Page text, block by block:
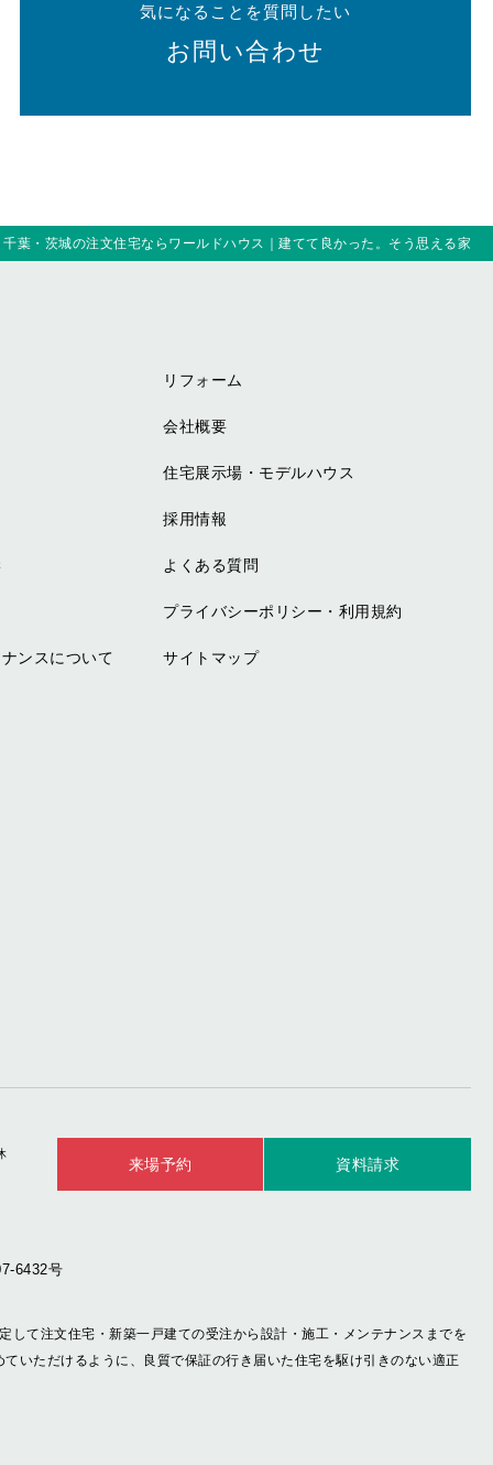
気になることを質問したい
お問い合わせ
葉・茨城の注文住宅ならワールドハウス｜建てて良かった。そう思える家
ンスについて
リフォーム
会社概要
住宅展示場・モデルハウス
採用情報
よくある質問
プライバシーポリシー・利用規約
サイトマップ
来場予約 資料請求
6432号
て注文住宅・新築一戸建ての受注から設計・施工・メンテナンスまでを
いただけるように、良質で保証の行き届いた住宅を駆け引きのない適正